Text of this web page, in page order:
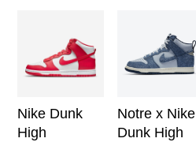
Nike Dunk
High
Notre x Nike
Dunk High